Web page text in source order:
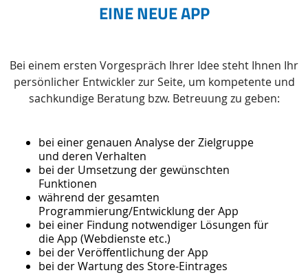
EINE NEUE APP
Bei einem ersten Vorgespräch Ihrer Idee steht Ihnen Ihr
persönlicher Entwickler zur Seite, um kompetente und
sachkundige Beratung bzw. Betreuung zu geben:
bei einer genauen Analyse der Zielgruppe
und deren Verhalten
bei der Umsetzung der gewünschten
Funktionen
während der gesamten
Programmierung/Entwicklung der App
bei einer Findung notwendiger Lösungen für
die App (Webdienste etc.)
bei der Veröffentlichung der App
bei der Wartung des Store-Eintrages